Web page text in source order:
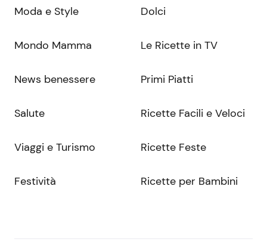
Moda e Style
Mondo Mamma
News benessere
Salute
Viaggi e Turismo
Festività
Dolci
Le Ricette in TV
Primi Piatti
Ricette Facili e Veloci
Ricette Feste
Ricette per Bambini